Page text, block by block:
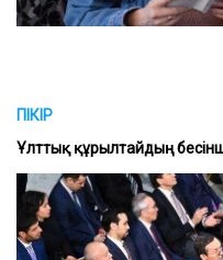
ПІКІР
Ұлттық құрылтайдың